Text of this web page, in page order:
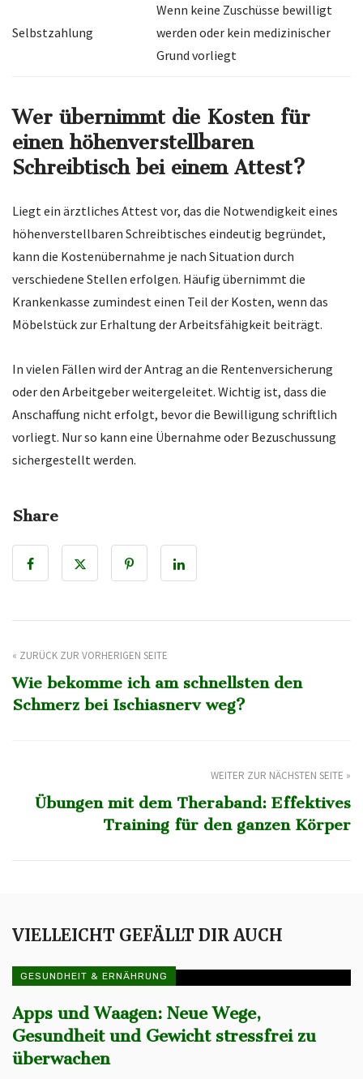
Selbstzahlung
Wenn keine Zuschüsse bewilligt
werden oder kein medizinischer
Grund vorliegt
Wer übernimmt die Kosten für
einen höhenverstellbaren
Schreibtisch bei einem Attest?
Liegt ein ärztliches Attest vor, das die Notwendigkeit eines
höhenverstellbaren Schreibtisches eindeutig begründet,
kann die Kostenübernahme je nach Situation durch
verschiedene Stellen erfolgen. Häufig übernimmt die
Krankenkasse zumindest einen Teil der Kosten, wenn das
Möbelstück zur Erhaltung der Arbeitsfähigkeit beiträgt.
In vielen Fällen wird der Antrag an die Rentenversicherung
oder den Arbeitgeber weitergeleitet. Wichtig ist, dass die
Anschaffung nicht erfolgt, bevor die Bewilligung schriftlich
vorliegt. Nur so kann eine Übernahme oder Bezuschussung
sichergestellt werden.
Share
« ZURÜCK ZUR VORHERIGEN SEITE
Wie bekomme ich am schnellsten den
Schmerz bei Ischiasnerv weg?
WEITER ZUR NÄCHSTEN SEITE »
Übungen mit dem Theraband: Effektives
Training für den ganzen Körper
VIELLEICHT GEFÄLLT DIR AUCH
GESUNDHEIT & ERNÄHRUNG
Apps und Waagen: Neue Wege,
Gesundheit und Gewicht stressfrei zu
überwachen